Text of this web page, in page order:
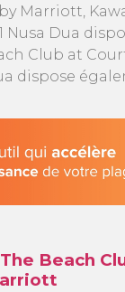
Marriott,
Nusa Dua
Club at
dispose
Beach